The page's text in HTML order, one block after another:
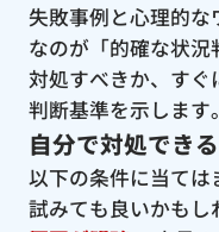
失敗事例と心理的
なのが「的確な状
対処すべきか、す
判断基準を示します。
自分で対処でき
以下の条件に当ては
試みても良いかもし